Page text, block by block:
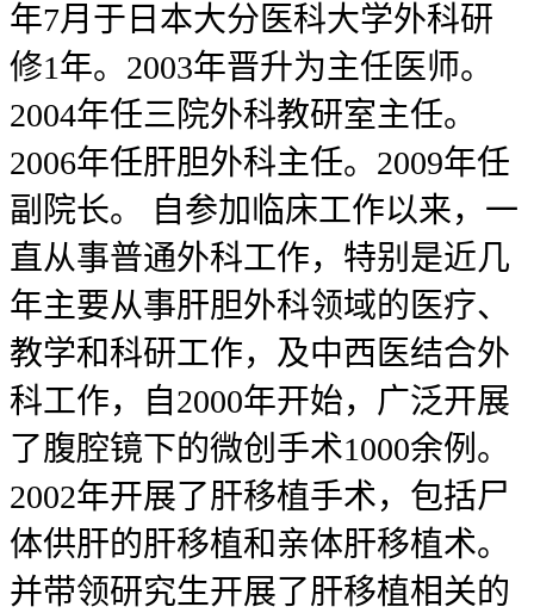
年7月于日本大分医科大学外科研
修1年。2003年晋升为主任医师。
2004年任三院外科教研室主任。
2006年任肝胆外科主任。2009年任
副院长。 自参加临床工作以来，一
直从事普通外科工作，特别是近几
年主要从事肝胆外科领域的医疗、
教学和科研工作，及中西医结合外
科工作，自2000年开始，广泛开展
了腹腔镜下的微创手术1000余例。
2002年开展了肝移植手术，包括尸
体供肝的肝移植和亲体肝移植术。
并带领研究生开展了肝移植相关的